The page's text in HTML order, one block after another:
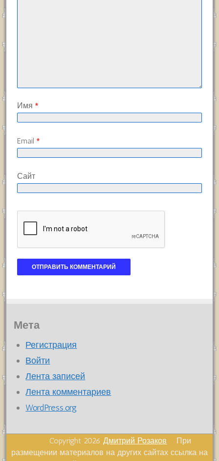
Имя *
Email *
Сайт
Мета
Регистрация
Войти
Лента записей
Лента комментариев
WordPress.org
Copyright 2026Дмитрий Розаков При
размещении материалов на других сайтах ссылка на